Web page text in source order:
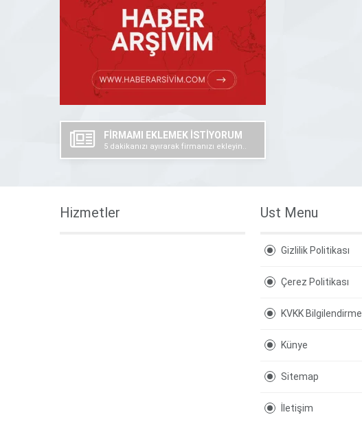
FİRMAMI EKLEMEK İSTİYORUM
5 dakikanızı ayırarak firmanızı ekleyin..
Hizmetler Ust Menu
Gizlilik Politikası
Çerez Politikası
KVKK Bilgilendirme
Künye
Sitemap
İletişim